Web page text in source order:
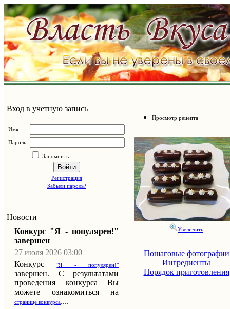
Вход в учетную запись
Имя:
Пароль:
Запомнить
Войти
Регистрация
Забыли пароль?
Новости
Конкурс "Я - популярен!"
завершен
27 июля 2026 03:00
Конкурс"Я - популярен!"
завершен. С результатами
проведения конкурса Вы
можете ознакомиться на
странице конкурса....
Просмотр рецепта
Увеличить
Пошаговые фотографии
Ингредиенты
Порядок приготовления